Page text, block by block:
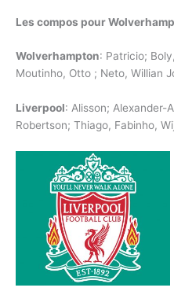
Les compos pour
Wolverhampton: Patricio;
Moutinho, Otto ; Neto, Willian
Liverpool: Alisson; Alexander-
Robertson; Thiago, Fabinho,